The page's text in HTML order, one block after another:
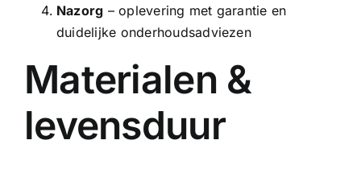
Nazorg – oplevering met garantie en
duidelijke onderhoudsadviezen
Materialen &
levensduur